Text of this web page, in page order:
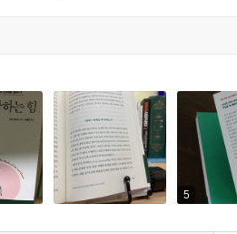
쓴 엄마, 기하급수적 증감을 몰라
계적 속임수에 관련된 윤리적 딜레
제에 관해 수학이 알려줄 것이 아주
은 쉽고 단순한 수학 규칙과 도구
5